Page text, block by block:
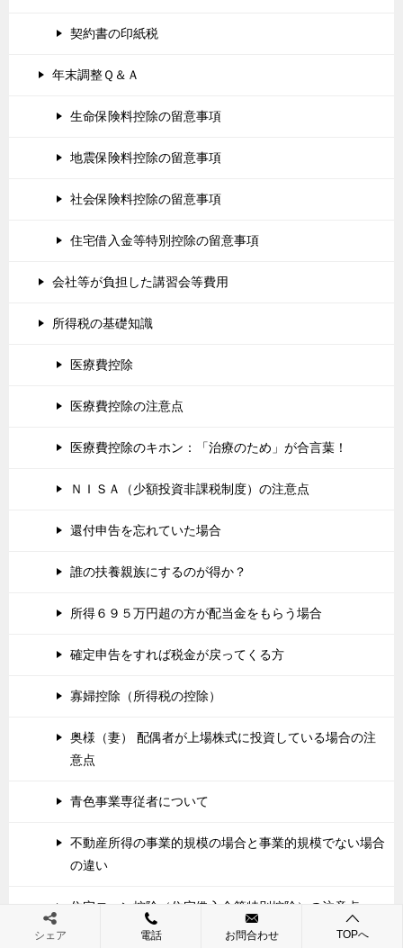
契約書の印紙税
年末調整Ｑ＆Ａ
生命保険料控除の留意事項
地震保険料控除の留意事項
社会保険料控除の留意事項
住宅借入金等特別控除の留意事項
会社等が負担した講習会等費用
所得税の基礎知識
医療費控除
医療費控除の注意点
医療費控除のキホン：「治療のため」が合言葉！
ＮＩＳＡ（少額投資非課税制度）の注意点
還付申告を忘れていた場合
誰の扶養親族にするのが得か？
所得６９５万円超の方が配当金をもらう場合
確定申告をすれば税金が戻ってくる方
寡婦控除（所得税の控除）
奥様（妻） 配偶者が上場株式に投資している場合の注
意点
青色事業専従者について
不動産所得の事業的規模の場合と事業的規模でない場合
の違い
住宅ローン控除（住宅借入金等特別控除）の注意点
シェア 電話 お問合わせ TOPへ